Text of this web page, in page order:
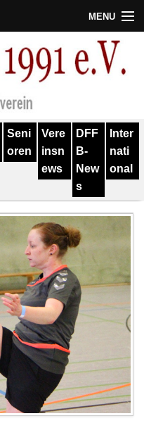
MENU
Seni
oren
Vere
insn
ews
DFF
B-
New
s
Inter
nati
onal